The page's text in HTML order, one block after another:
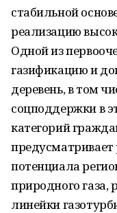
стабильной
реализацию
Одной из
газификацию и
деревень, в том
соцподдержки в
категорий
потенциала
природного газа,
линейки